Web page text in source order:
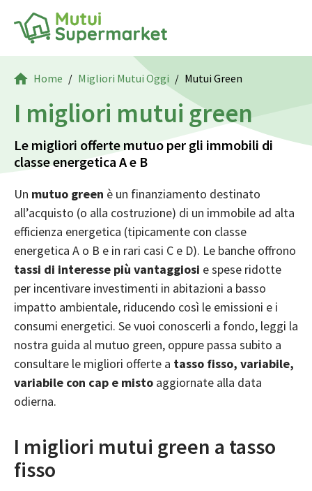
Home Migliori Mutui Oggi Mutui Green
I migliori mutui green
Le migliori offerte mutuo per gli immobili di
classe energetica A e B
Un mutuo green è un finanziamento destinato
all’acquisto (o alla costruzione) di un immobile ad alta
efficienza energetica (tipicamente con classe
energetica A o B e in rari casi C e D). Le banche offrono
tassi di interesse più vantaggiosi e spese ridotte
per incentivare investimenti in abitazioni a basso
impatto ambientale, riducendo così le emissioni e i
consumi energetici. Se vuoi conoscerli a fondo, leggi la
nostra guida al mutuo green, oppure passa subito a
consultare le migliori offerte a tasso fisso, variabile,
variabile con cap e misto aggiornate alla data
odierna.
I migliori mutui green a tasso
fisso